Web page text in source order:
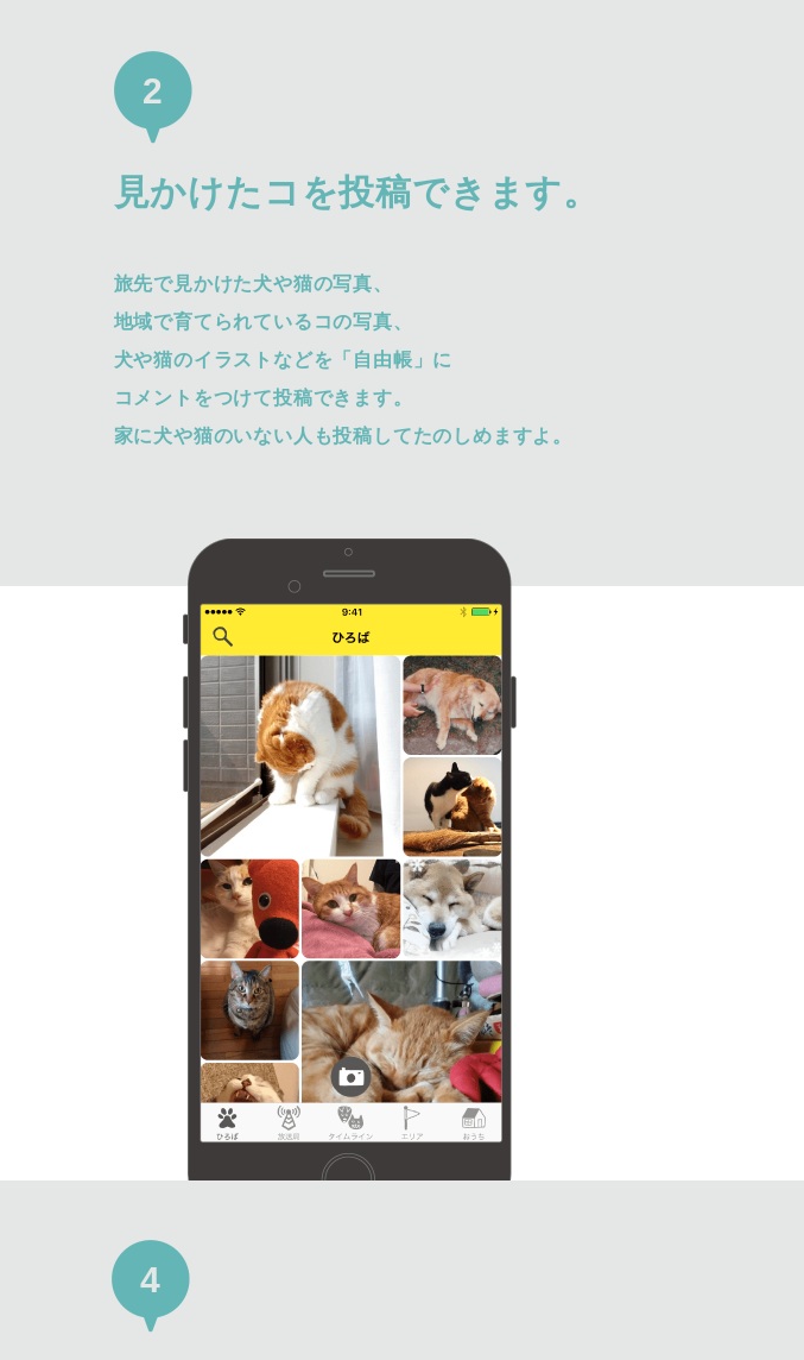
2
見かけたコを投稿できます。
旅先で見かけた犬や猫の写真、
地域で育てられているコの写真、
犬や猫のイラストなどを「自由帳」に
コメントをつけて投稿できます。
家に犬や猫のいない人も投稿してたのしめますよ。
4